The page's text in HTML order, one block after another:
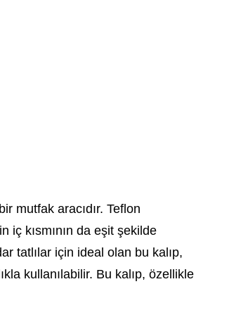
mutfak aracıdır. Teflon
iç kısmının da eşit şekilde
tatlılar için ideal olan bu kalıp,
kullanılabilir. Bu kalıp, özellikle